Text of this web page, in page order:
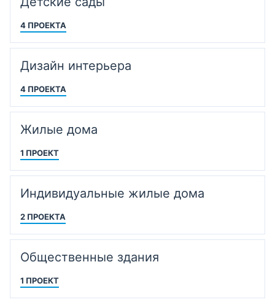
4 ПРОЕКТА
Дизайн интерьера
4 ПРОЕКТА
Жилые дома
1 ПРОЕКТ
Индивидуальные жилые дома
2 ПРОЕКТА
Общественные здания
1 ПРОЕКТ